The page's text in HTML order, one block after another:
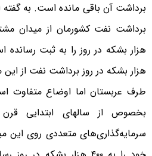
برداشت آن باقی مانده است. به گفته
هزار بشکه در روز برداشت نفت از
طرف عربستان اما اوضاع متفاوت
بخصوص از سالهای ابتدایی
سرمایه‌گذاری‌های متعددی روی این